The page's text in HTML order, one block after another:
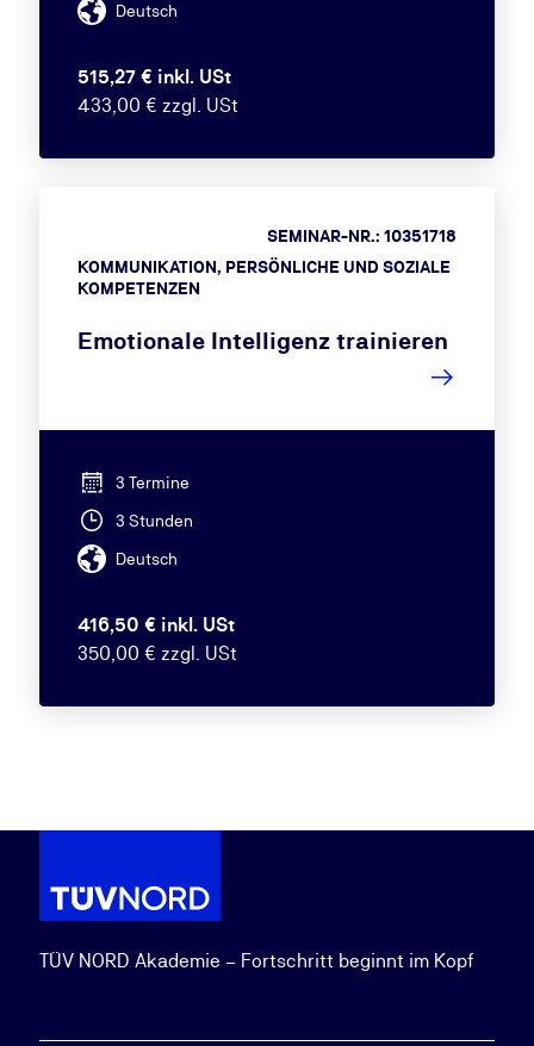
Deutsch
515,27 € inkl. USt
433,00 € zzgl. USt
KOMMUNIKATION, PERSÖNLICHE UND SOZIALE
KOMPETENZEN
SEMINAR-NR.: 10351718
Emotionale Intelligenz trainieren
3 Termine
3 Stunden
Deutsch
416,50 € inkl. USt
350,00 € zzgl. USt
TÜV NORD Akademie – Fortschritt beginnt im Kopf